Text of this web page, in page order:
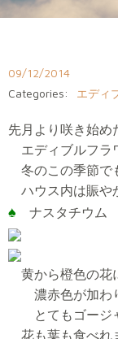
09/12/2014
Categories:
エディ
先月より咲き始め
エディブルフラ
冬のこの季節で
ハウス内は賑や
♠ ナスタチウム
黄から橙色の花
濃赤色が加わ
とてもゴージ
花も葉も食べれ